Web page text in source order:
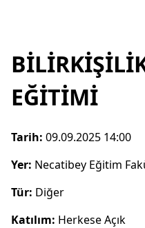
EĞİTİMİ
Tarih: 09.09.2025 14:00
Yer: Necatibey Eğitim
Tür: Diğer
Katılım: Herkese Açık